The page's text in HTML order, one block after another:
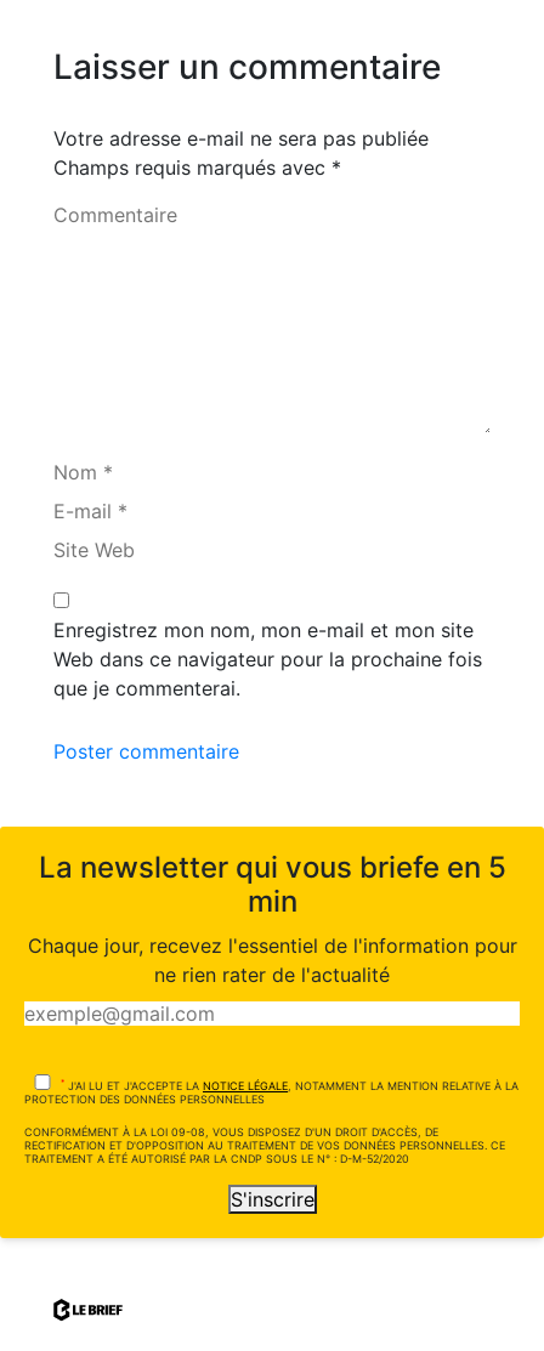
Laisser un commentaire
Votre adresse e-mail ne sera pas publiée
Champs requis marqués avec *
Commentaire
Nom *
E-mail *
Site Web
Enregistrez mon nom, mon e-mail et mon site
Web dans ce navigateur pour la prochaine fois
que je commenterai.
Poster commentaire
La newsletter qui vous briefe en 5
min
Chaque jour, recevez l'essentiel de l'information pour
ne rien rater de l'actualité
* J'AI LU ET J'ACCEPTE LA NOTICE LÉGALE , NOTAMMENT LA MENTION RELATIVE À LA
PROTECTION DES DONNÉES PERSONNELLES
CONFORMÉMENT À LA LOI 09-08, VOUS DISPOSEZ D'UN DROIT D'ACCÈS, DE
RECTIFICATION ET D'OPPOSITION AU TRAITEMENT DE VOS DONNÉES PERSONNELLES. CE
TRAITEMENT A ÉTÉ AUTORISÉ PAR LA CNDP SOUS LE N° : D-M-52/2020
S'inscrire